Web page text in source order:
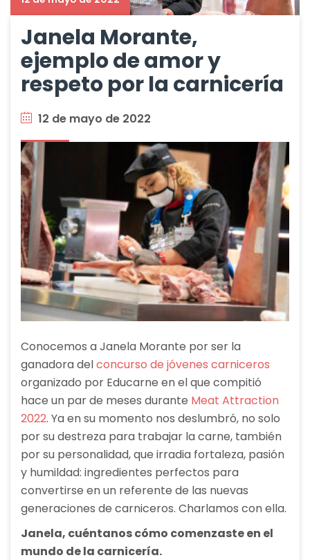
Janela Morante,
ejemplo de amor y
respeto por la carnicería
12 de mayo de 2022
Conocemos a Janela Morante por ser la
ganadora delconcurso de jóvenes carniceros
organizado por Educarne en el que compitió
hace un par de meses durante Meat Attraction
2022. Ya en su momento nos deslumbró, no solo
por su destreza para trabajar la carne, también
por su personalidad, que irradia fortaleza, pasión
y humildad: ingredientes perfectos para
convertirse en un referente de las nuevas
generaciones de carniceros. Charlamos con ella.
Janela, cuéntanos cómo comenzaste en el
mundo de la carnicería.